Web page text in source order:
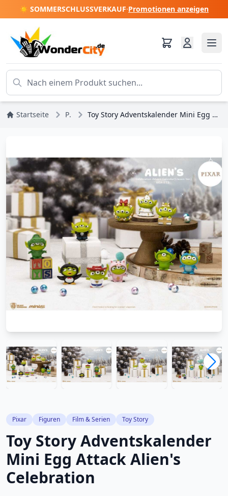
☀️ SOMMERSCHLUSSVERKAUF·Promotionen anzeigen
Startseite Pixar Toy Story Adventskalender Mini Egg Attack Alien's Celebration
Pixar Figuren Film & Serien Toy Story
Toy Story Adventskalender
Mini Egg Attack Alien's
Celebration